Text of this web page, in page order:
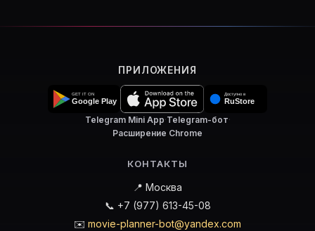
ПРИЛОЖЕНИЯ
Telegram Mini App·Telegram-бот·
Расширение Chrome
КОНТАКТЫ
📍 Москва
📞 +7 (977) 613-45-08
✉️ movie-planner-bot@yandex.com